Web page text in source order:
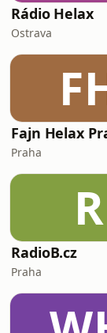
Rádio Helax
Ostrava
Fajn Helax
Praha
R
RadioB.cz
Praha